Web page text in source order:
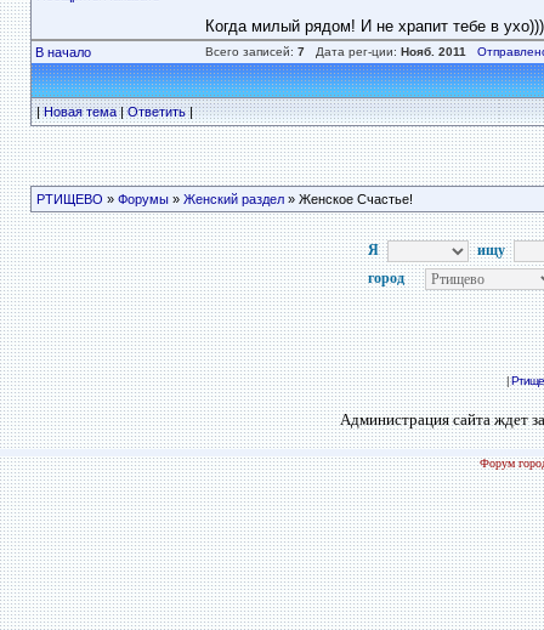
Когда милый рядом! И не храпит тебе в ухо)))
В начало Всего записей: 7Дата рег-ции: Нояб. 2011
|Новая тема|Ответить|
РТИЩЕВО » Форумы» Женский раздел» Женское Счастье!
Я
ищу
город
|
Администрация сайта ждет
Форум